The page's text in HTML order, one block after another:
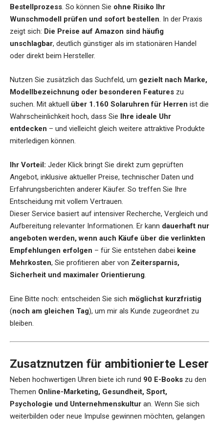
Bestellprozess. So können Sie ohne Risiko Ihr
Wunschmodell prüfen und sofort bestellen. In der Praxis
zeigt sich: Die Preise auf Amazon sind häufig
unschlagbar, deutlich günstiger als im stationären Handel
oder direkt beim Hersteller.
Nutzen Sie zusätzlich das Suchfeld, um gezielt nach Marke,
Modellbezeichnung oder besonderen Features zu
suchen. Mit aktuell über 1.160 Solaruhren für Herren ist die
Wahrscheinlichkeit hoch, dass Sie Ihre ideale Uhr
entdecken – und vielleicht gleich weitere attraktive Produkte
miterledigen können.
Ihr Vorteil: Jeder Klick bringt Sie direkt zum geprüften
Angebot, inklusive aktueller Preise, technischer Daten und
Erfahrungsberichten anderer Käufer. So treffen Sie Ihre
Entscheidung mit vollem Vertrauen.
Dieser Service basiert auf intensiver Recherche, Vergleich und
Aufbereitung relevanter Informationen. Er kann dauerhaft nur
angeboten werden, wenn auch Käufe über die verlinkten
Empfehlungen erfolgen – für Sie entstehen dabei keine
Mehrkosten, Sie profitieren aber von Zeitersparnis,
Sicherheit und maximaler Orientierung.
Eine Bitte noch: entscheiden Sie sich möglichst kurzfristig
(noch am gleichen Tag), um mir als Kunde zugeordnet zu
bleiben.
Zusatznutzen für ambitionierte Leser
Neben hochwertigen Uhren biete ich rund 90 E-Books zu den
Themen Online-Marketing, Gesundheit, Sport,
Psychologie und Unternehmenskultur an. Wenn Sie sich
weiterbilden oder neue Impulse gewinnen möchten, gelangen